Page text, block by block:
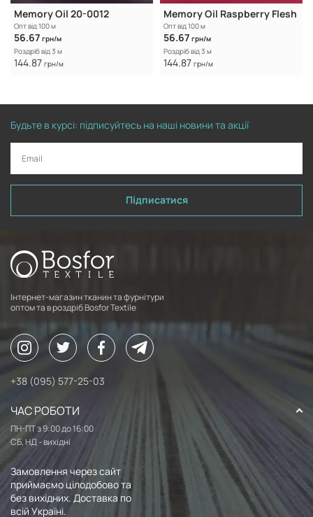
Memory Oil 20-0012
Опт від 100 м
56.67 грн/м
Роздріб від 3 м
144.87 грн/м
Memory Oil Raspberry Flesh
Опт від 100 м
56.67 грн/м
Роздріб від 3 м
144.87 грн/м
Будьте в курсі: підписуйтесь на наші новини та акції
Підписатися
Інтернет-магазин тканин та фурнітури
оптом та в роздріб Bosfor Textile
+38 (095) 577-25-03
ЧАС РОБОТИ
ПН-ПТ з 9:00 до 16:00
СБ, НД - вихідні
Замовлення через сайт
приймаємо цілодобово та
без вихідних. Доставка по
всій Україні.